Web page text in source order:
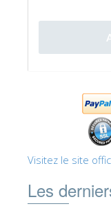
Visitez le site
Les